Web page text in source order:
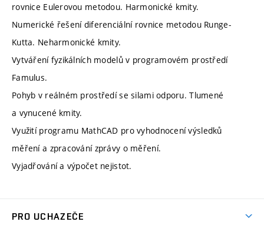
rovnice Eulerovou metodou. Harmonické kmity.
Numerické řešení diferenciální rovnice metodou Runge-
Kutta. Neharmonické kmity.
Vytváření fyzikálních modelů v programovém prostředí
Famulus.
Pohyb v reálném prostředí se silami odporu. Tlumené
a vynucené kmity.
Využití programu MathCAD pro vyhodnocení výsledků
měření a zpracování zprávy o měření.
Vyjadřování a výpočet nejistot.
PRO UCHAZEČE